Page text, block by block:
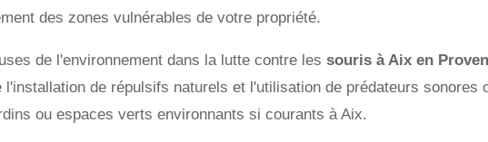
des zones vulnérables de votre propriété.
de l'environnement dans la lutte contre les souris à Aix en
de répulsifs naturels et l'utilisation de prédateurs sonores
ou espaces verts environnants si courants à Aix.